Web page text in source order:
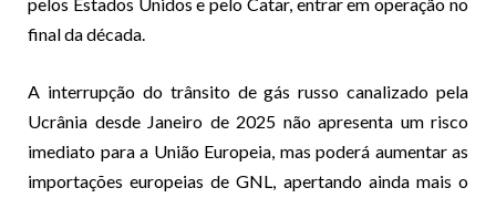
final da década.
A interrupção do trânsito de gás russo canalizado pela
Ucrânia desde Janeiro de 2025 não apresenta um risco
imediato para a União Europeia, mas poderá aumentar as
importações europeias de GNL, apertando ainda mais o